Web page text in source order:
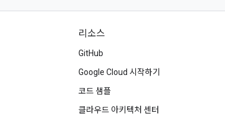
리소스
GitHub
Google Cloud 시작하기
코드 샘플
클라우드 아키텍처 센터